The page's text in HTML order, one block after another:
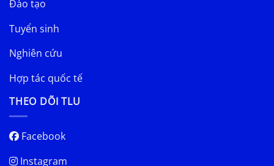
Đào tạo
Tuyển sinh
Nghiên cứu
Hợp tác quốc tế
THEO DÕI TLU
Facebook
Instagram